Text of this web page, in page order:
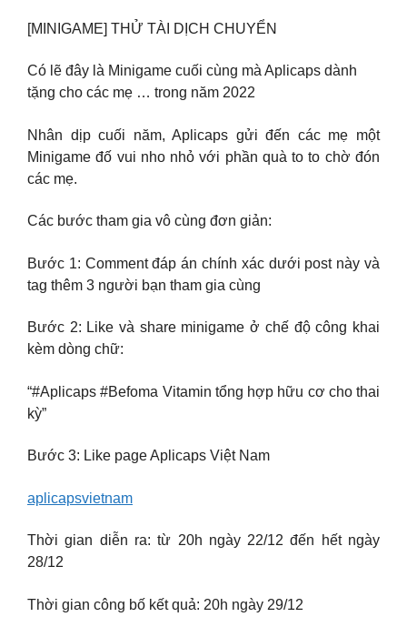
[MINIGAME] THỬ TÀI DỊCH CHUYỂN
Có lẽ đây là Minigame cuối cùng mà Aplicaps dành
tặng cho các mẹ … trong năm 2022
Nhân dịp cuối năm, Aplicaps gửi đến các mẹ một
Minigame đố vui nho nhỏ với phần quà to to chờ đón
các mẹ.
Các bước tham gia vô cùng đơn giản:
Bước 1: Comment đáp án chính xác dưới post này và
tag thêm 3 người bạn tham gia cùng
Bước 2: Like và share minigame ở chế độ công khai
kèm dòng chữ:
“#Aplicaps #Befoma Vitamin tổng hợp hữu cơ cho thai
kỳ”
Bước 3: Like page Aplicaps Việt Nam
aplicapsvietnam
Thời gian diễn ra: từ 20h ngày 22/12 đến hết ngày
28/12
Thời gian công bố kết quả: 20h ngày 29/12